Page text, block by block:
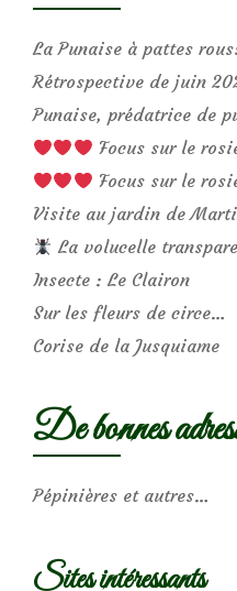
La Punaise à pattes
Rétrospective de juin
Punaise, prédatrice de
Focus sur le
Focus sur le
Visite au jardin de
La volucelle
Insecte : Le Clairon
Sur les fleurs de circe…
Corise de la Jusquiame
De bonnes
Pépinières et autres…
Sites intéressants